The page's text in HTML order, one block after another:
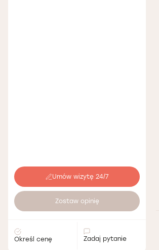
Umów wizytę 24/7
Zostaw opinię
Określ cenę Zadaj pytanie